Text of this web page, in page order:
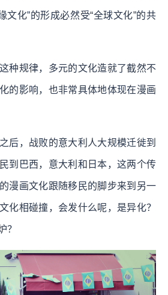
文化”的形成必然受“全球文化”的共
种规律，多元的文化造就了截然不
的影响，也非常具体地体现在漫画
后，战败的意大利人大规模迁徙到
到巴西，意大利和日本，这两个传
漫画文化跟随移民的脚步来到另一
化相碰撞，会发什么呢，是异化？
？